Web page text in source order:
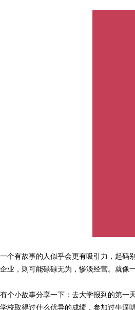
一个有故事的人似乎会更有吸引力，起码
企业，则可能碌碌无为，惨淡经营。就像
有个小故事分享一下：去大学报到的第一
学校取得过什么优异的成绩，参加过牛